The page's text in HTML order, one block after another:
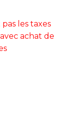
les taxes
achat de